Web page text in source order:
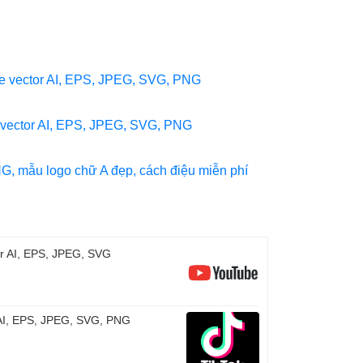
vector AI, EPS, JPEG, SVG, PNG
AI, EPS, JPEG, SVG, PNG
mẫu logo chữ A đẹp, cách điệu miễn phí
EPS, JPEG, SVG
EPS, JPEG, SVG, PNG